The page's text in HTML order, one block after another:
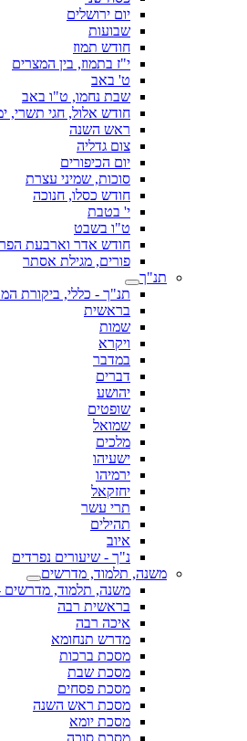
יום ירושלים
שבועות
חודש תמוז
י"ז בתמוז, בין המצרים
ט' באב
שבת נחמו, ט"ו באב
חודש אלול, חגי תשרי,
ראש השנה
צום גדליה
יום הכיפורים
סוכות, שמיני עצרת
חודש כסלו, חנוכה
י' בטבת
ט"ו בשבט
חודש אדר וארבעת
פורים, מגילת אסתר
תנ"ך
תנ"ך - כללי, ביקורת
בראשית
שמות
ויקרא
במדבר
דברים
יהושע
שופטים
שמואל
מלכים
ישעיהו
ירמיהו
יחזקאל
תרי עשר
תהילים
איוב
נ"ך - שיעורים נפרדים
משנה, תלמוד, מדרשים
משנה, תלמוד, מדרשים -
בראשית רבה
איכה רבה
מדרש תנחומא
מסכת ברכות
מסכת שבת
מסכת פסחים
מסכת ראש השנה
מסכת יומא
מסכת סוכה